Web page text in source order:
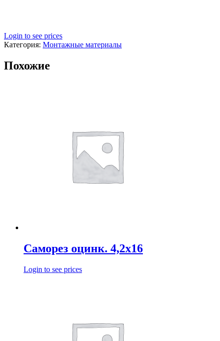
Login to see prices
Категория: Монтажные материалы
Похожие
Саморез оцинк. 4,2х16
Login to see prices